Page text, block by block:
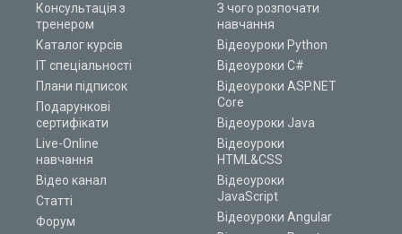
Консультація з
тренером
Каталог курсів
ІТ спеціальності
Плани підписок
Подарункові
сертифікати
Live-Online
навчання
Відео канал
Статті
Форум
З чого розпочати
навчання
Відеоуроки Python
Відеоуроки C#
Відеоуроки ASP.NET
Core
Відеоуроки Java
Відеоуроки
HTML&CSS
Відеоуроки
JavaScript
Відеоуроки Angular